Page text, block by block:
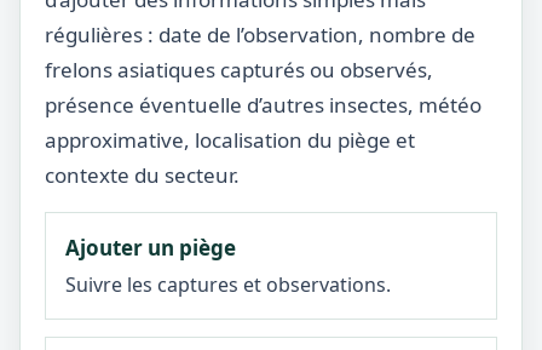
régulières : date de l’observation, nombre de
frelons asiatiques capturés ou observés,
présence éventuelle d’autres insectes, météo
approximative, localisation du piège et
contexte du secteur.
Ajouter un piège
Suivre les captures et observations.